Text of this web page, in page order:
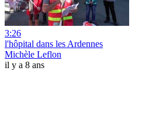
3:26
l'hôpital dans les Ardennes
Michèle Leflon
il y a 8 ans